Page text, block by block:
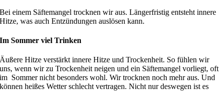
Bei einem Säftemangel trocknen wir aus. Längerfristig entsteht innere
Hitze, was auch Entzündungen auslösen kann.
Im Sommer viel Trinken
Äußere Hitze verstärkt innere Hitze und Trockenheit. So fühlen wir
uns, wenn wir zu Trockenheit neigen und ein Säftemangel vorliegt, oft
im Sommer nicht besonders wohl. Wir trocknen noch mehr aus. Und
können heißes Wetter schlecht vertragen. Nicht nur deswegen ist es